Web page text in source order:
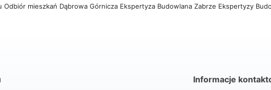
Odbiór mieszkań Dąbrowa Górnicza Ekspertyza Budowlana Zabrze Ekspertyzy
Informacje